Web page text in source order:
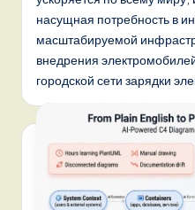
s
t
T
r
насущная потребность в
масштабируемой
внедрения
городской сети зарядки